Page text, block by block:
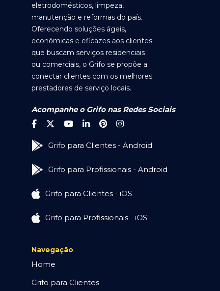
eletrodomésticos, limpeza,
manutenção e reformas do país.
Oferecendo soluções ágeis,
econômicas e eficazes aos clientes
que buscam serviços residenciais
ou comerciais, o Grifo se propõe a
conectar clientes com os melhores
prestadores de serviço locais.
Acompanhe o Grifo nas Redes Sociais
Grifo para Clientes - Android
Grifo para Profissionais - Android
Grifo para Clientes - iOS
Grifo para Profissionais - iOS
Navegação
Home
Grifo para Clientes